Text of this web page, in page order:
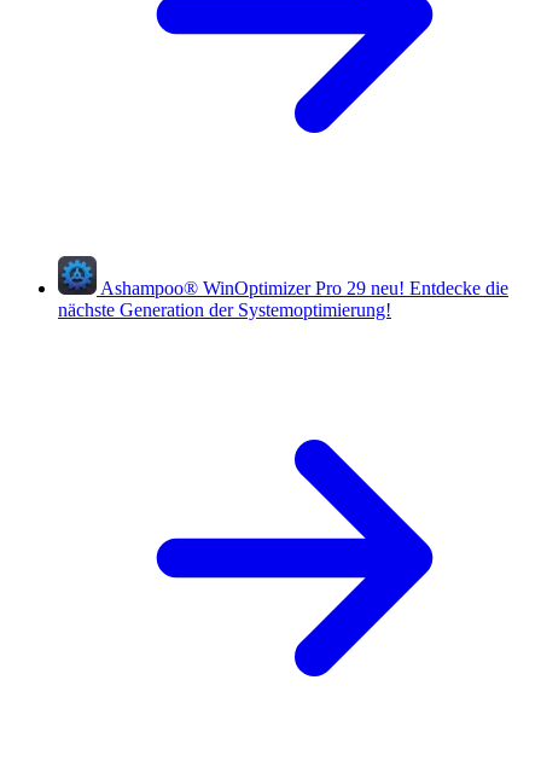
Ashampoo® WinOptimizer Pro 29 neu! Entdecke die
nächste Generation der Systemoptimierung!